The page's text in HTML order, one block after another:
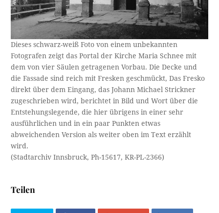
Dieses schwarz-weiß Foto von einem unbekannten
Fotografen zeigt das Portal der Kirche Maria Schnee mit
dem von vier Säulen getragenen Vorbau. Die Decke und
die Fassade sind reich mit Fresken geschmückt, Das Fresko
direkt über dem Eingang, das Johann Michael Strickner
zugeschrieben wird, berichtet in Bild und Wort über die
Entstehungslegende, die hier übrigens in einer sehr
ausführlichen und in ein paar Punkten etwas
abweichenden Version als weiter oben im Text erzählt
wird.
(Stadtarchiv Innsbruck, Ph-15617, KR-PL-2366)
Teilen